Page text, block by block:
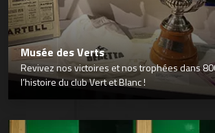
Musée des Verts
Revivez nos victoires et nos trophées dans
l’histoire du club Vert et Blanc !